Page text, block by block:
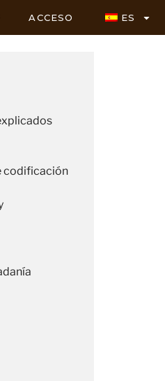
ACCESO ES
codificación